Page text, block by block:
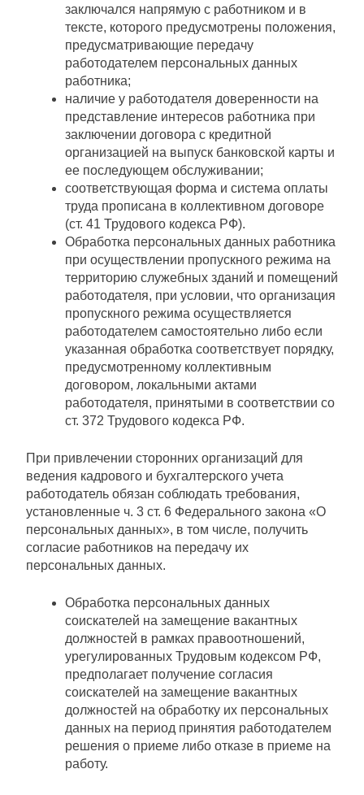
заключался напрямую с работником и в
тексте, которого предусмотрены положения,
предусматривающие передачу
работодателем персональных данных
работника;
наличие у работодателя доверенности на
представление интересов работника при
заключении договора с кредитной
организацией на выпуск банковской карты и
ее последующем обслуживании;
соответствующая форма и система оплаты
труда прописана в коллективном договоре
(ст. 41 Трудового кодекса РФ).
Обработка персональных данных работника
при осуществлении пропускного режима на
территорию служебных зданий и помещений
работодателя, при условии, что организация
пропускного режима осуществляется
работодателем самостоятельно либо если
указанная обработка соответствует порядку,
предусмотренному коллективным
договором, локальными актами
работодателя, принятыми в соответствии со
ст. 372 Трудового кодекса РФ.
При привлечении сторонних организаций для
ведения кадрового и бухгалтерского учета
работодатель обязан соблюдать требования,
установленные ч. 3 ст. 6 Федерального закона «О
персональных данных», в том числе, получить
согласие работников на передачу их
персональных данных.
Обработка персональных данных
соискателей на замещение вакантных
должностей в рамках правоотношений,
урегулированных Трудовым кодексом РФ,
предполагает получение согласия
соискателей на замещение вакантных
должностей на обработку их персональных
данных на период принятия работодателем
решения о приеме либо отказе в приеме на
работу.